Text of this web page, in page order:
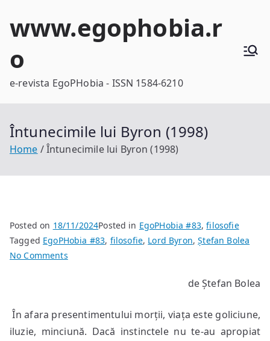
www.egophobia.r
o
e-revista EgoPHobia - ISSN 1584-6210
Întunecimile lui Byron (1998)
Home Întunecimile lui Byron (1998)
Posted on 18/11/2024Posted in EgoPHobia #83,filosofie
Tagged EgoPHobia #83, filosofie, Lord Byron,Ștefan Bolea
No Commentson
(1998)
de Ștefan Bolea
În afara presentimentului morții, viața este goliciune,
iluzie, minciună. Dacă instinctele nu te-au apropiat